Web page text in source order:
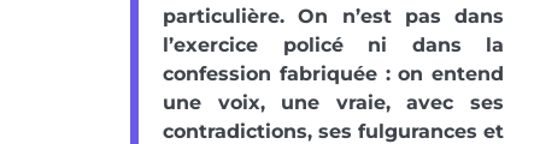
particulière. On n’est pas dans
l’exercice policé ni dans la
confession fabriquée : on entend
une voix, une vraie, avec ses
contradictions, ses fulgurances et